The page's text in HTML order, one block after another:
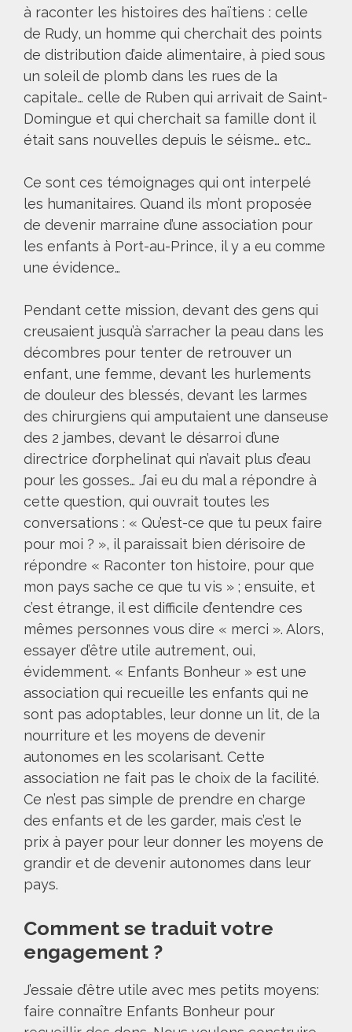
à raconter les histoires des haïtiens : celle
de Rudy, un homme qui cherchait des points
de distribution d’aide alimentaire, à pied sous
un soleil de plomb dans les rues de la
capitale… celle de Ruben qui arrivait de Saint-
Domingue et qui cherchait sa famille dont il
était sans nouvelles depuis le séisme… etc…
Ce sont ces témoignages qui ont interpelé
les humanitaires. Quand ils m’ont proposée
de devenir marraine d’une association pour
les enfants à Port-au-Prince, il y a eu comme
une évidence…
Pendant cette mission, devant des gens qui
creusaient jusqu’à s’arracher la peau dans les
décombres pour tenter de retrouver un
enfant, une femme, devant les hurlements
de douleur des blessés, devant les larmes
des chirurgiens qui amputaient une danseuse
des 2 jambes, devant le désarroi d’une
directrice d’orphelinat qui n’avait plus d’eau
pour les gosses… J’ai eu du mal a répondre à
cette question, qui ouvrait toutes les
conversations : « Qu’est-ce que tu peux faire
pour moi ? », il paraissait bien dérisoire de
répondre « Raconter ton histoire, pour que
mon pays sache ce que tu vis » ; ensuite, et
c’est étrange, il est difficile d’entendre ces
mêmes personnes vous dire « merci ». Alors,
essayer d’être utile autrement, oui,
évidemment. « Enfants Bonheur » est une
association qui recueille les enfants qui ne
sont pas adoptables, leur donne un lit, de la
nourriture et les moyens de devenir
autonomes en les scolarisant. Cette
association ne fait pas le choix de la facilité.
Ce n’est pas simple de prendre en charge
des enfants et de les garder, mais c’est le
prix à payer pour leur donner les moyens de
grandir et de devenir autonomes dans leur
pays.
Comment se traduit votre
engagement ?
J’essaie d’être utile avec mes petits moyens:
faire connaître Enfants Bonheur pour